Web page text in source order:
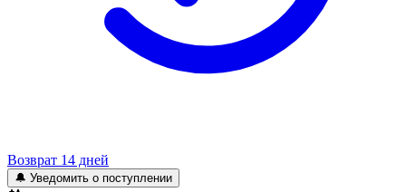
Возврат 14 дней
🔔 Уведомить о поступлении